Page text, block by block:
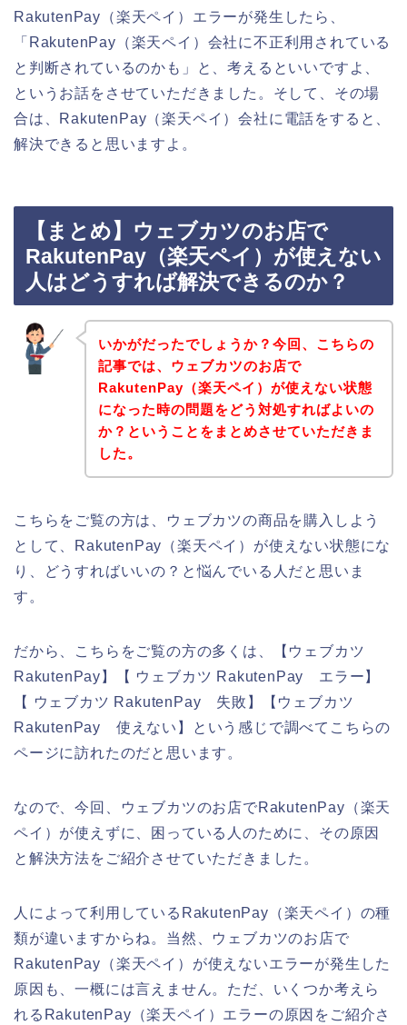
RakutenPay（楽天ペイ）エラーが発生したら、
「RakutenPay（楽天ペイ）会社に不正利用されている
と判断されているのかも」と、考えるといいですよ、
というお話をさせていただきました。そして、その場
合は、RakutenPay（楽天ペイ）会社に電話をすると、
解決できると思いますよ。
【まとめ】ウェブカツのお店で
RakutenPay（楽天ペイ）が使えない
人はどうすれば解決できるのか？
いかがだったでしょうか？今回、こちらの
記事では、ウェブカツのお店で
RakutenPay（楽天ペイ）が使えない状態
になった時の問題をどう対処すればよいの
か？ということをまとめさせていただきま
した。
こちらをご覧の方は、ウェブカツの商品を購入しよう
として、RakutenPay（楽天ペイ）が使えない状態にな
り、どうすればいいの？と悩んでいる人だと思いま
す。
だから、こちらをご覧の方の多くは、【ウェブカツ
RakutenPay】【 ウェブカツ RakutenPay エラー】
【 ウェブカツ RakutenPay 失敗】【ウェブカツ
RakutenPay 使えない】という感じで調べてこちらの
ページに訪れたのだと思います。
なので、今回、ウェブカツのお店でRakutenPay（楽天
ペイ）が使えずに、困っている人のために、その原因
と解決方法をご紹介させていただきました。
人によって利用しているRakutenPay（楽天ペイ）の種
類が違いますからね。当然、ウェブカツのお店で
RakutenPay（楽天ペイ）が使えないエラーが発生した
原因も、一概には言えません。ただ、いくつか考えら
れるRakutenPay（楽天ペイ）エラーの原因をご紹介さ